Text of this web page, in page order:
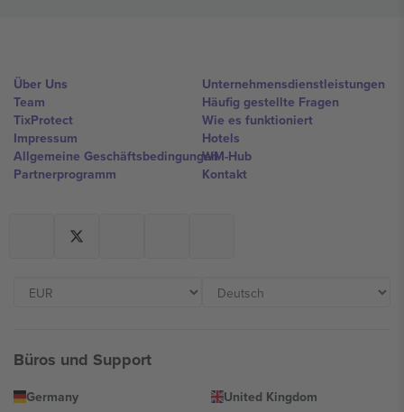
Über Uns
Team
TixProtect
Impressum
Allgemeine Geschäftsbedingungen
Partnerprogramm
Unternehmensdienstleistungen
Häufig gestellte Fragen
Wie es funktioniert
Hotels
WM-Hub
Kontakt
Büros und Support
Germany
United Kingdom